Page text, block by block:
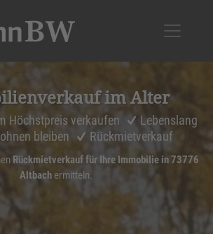
im Alter
Höchstpreis verkaufen
Lebenslang
bleiben
Rückmietverkauf
Rückmietverkauf für Ihre Immobilie in 73776
Altbach ermitteln.